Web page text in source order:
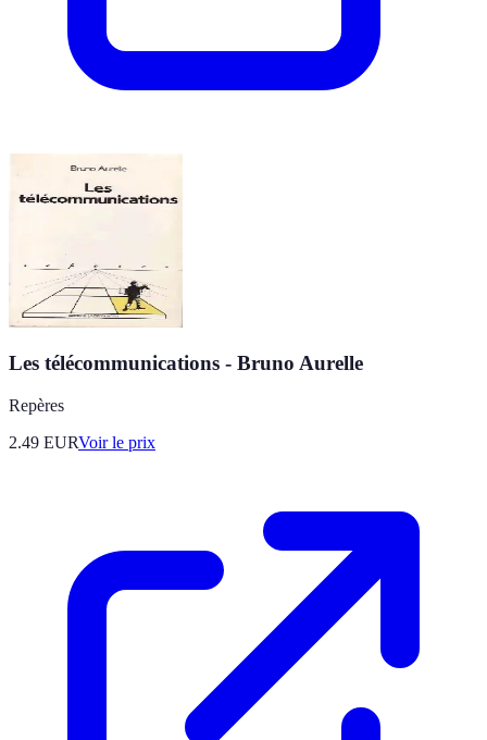
Les télécommunications - Bruno Aurelle
Repères
2.49 EURVoir le prix